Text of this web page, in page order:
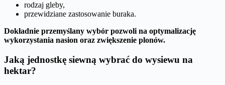
rodzaj gleby,
przewidziane zastosowanie buraka.
Dokładnie przemyślany wybór pozwoli na optymalizację
wykorzystania nasion oraz zwiększenie plonów.
Jaką jednostkę siewną wybrać do wysiewu na
hektar?